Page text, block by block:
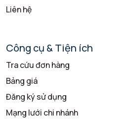
Liên hệ
Công cụ & Tiện ích
Tra cứu đơn hàng
Bảng giá
Đăng ký sử dụng
Mạng lưới chi nhánh